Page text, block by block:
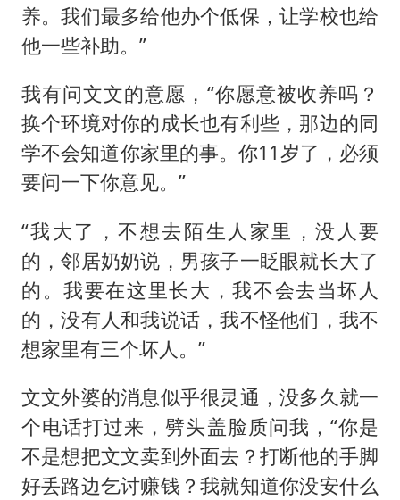
养。我们最多给他办个低保，让学校也给
他一些补助。”
我有问文文的意愿，“你愿意被收养吗？
换个环境对你的成长也有利些，那边的同
学不会知道你家里的事。你11岁了，必须
要问一下你意见。”
“我大了，不想去陌生人家里，没人要
的，邻居奶奶说，男孩子一眨眼就长大了
的。我要在这里长大，我不会去当坏人
的，没有人和我说话，我不怪他们，我不
想家里有三个坏人。”
文文外婆的消息似乎很灵通，没多久就一
个电话打过来，劈头盖脸质问我，“你是
不是想把文文卖到外面去？打断他的手脚
好丢路边乞讨赚钱？我就知道你没安什么